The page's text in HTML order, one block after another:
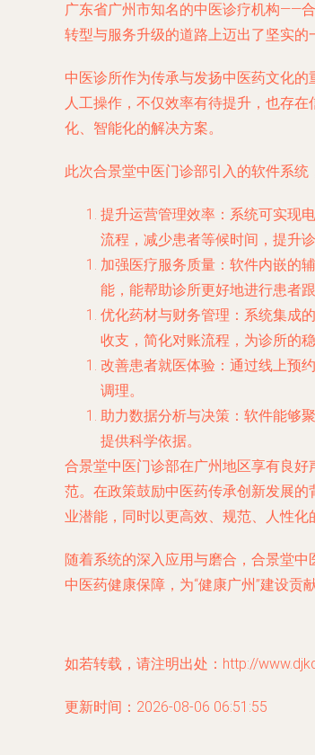
广东省广州市知名的中医诊疗机构——
转型与服务升级的道路上迈出了坚实的
中医诊所作为传承与发扬中医药文化
人工操作，不仅效率有待提升，也存
化、智能化的解决方案。
此次合景堂中医门诊部引入的软件系统
提升运营管理效率 ：系统可实现
流程，减少患者等候时间，提升诊
加强医疗服务质量 ：软件内嵌的
能，能帮助诊所更好地进行患者
优化药材与财务管理 ：系统集成
收支，简化对账流程，为诊所的
改善患者就医体验 ：通过线上预
调理。
助力数据分析与决策 ：软件能够
提供科学依据。
合景堂中医门诊部在广州地区享有良
范。在政策鼓励中医药传承创新发展
业潜能，同时以更高效、规范、人性化
随着系统的深入应用与磨合，合景堂
中医药健康保障，为“健康广州”建设贡
如若转载，请注明出处：http://
更新时间：2026-08-06 06:51:55